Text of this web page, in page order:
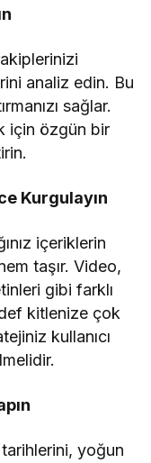
analiz edin. Bu
sağlar.
için özgün bir
Kurgulayın
içeriklerin
taşır. Video,
gibi farklı
kitlenize çok
kullanıcı
yoğun